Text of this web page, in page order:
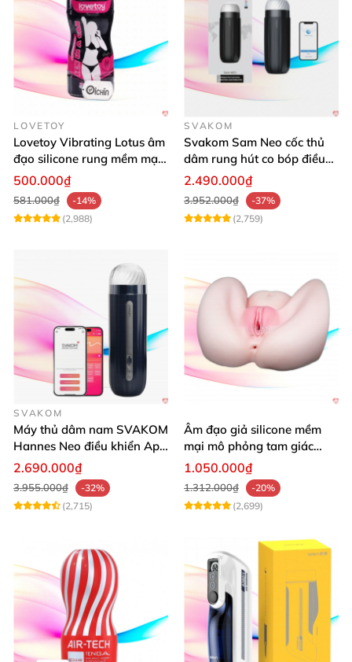
LOVETOY
Lovetoy Vibrating Lotus âm
đạo silicone rung mềm mại
kích thích
500.000₫
581.000₫
-14%
(2,988)
SVAKOM
Svakom Sam Neo cốc thủ
dâm rung hút co bóp điều
khiển App tiện lợi
2.490.000₫
3.952.000₫
-37%
(2,759)
SVAKOM
Máy thủ dâm nam SVAKOM
Hannes Neo điều khiển App
tiện lợi
2.690.000₫
3.955.000₫
-32%
(2,715)
Âm đạo giả silicone mềm
mại mô phỏng tam giác
vàng sexy
1.050.000₫
1.312.000₫
-20%
(2,699)